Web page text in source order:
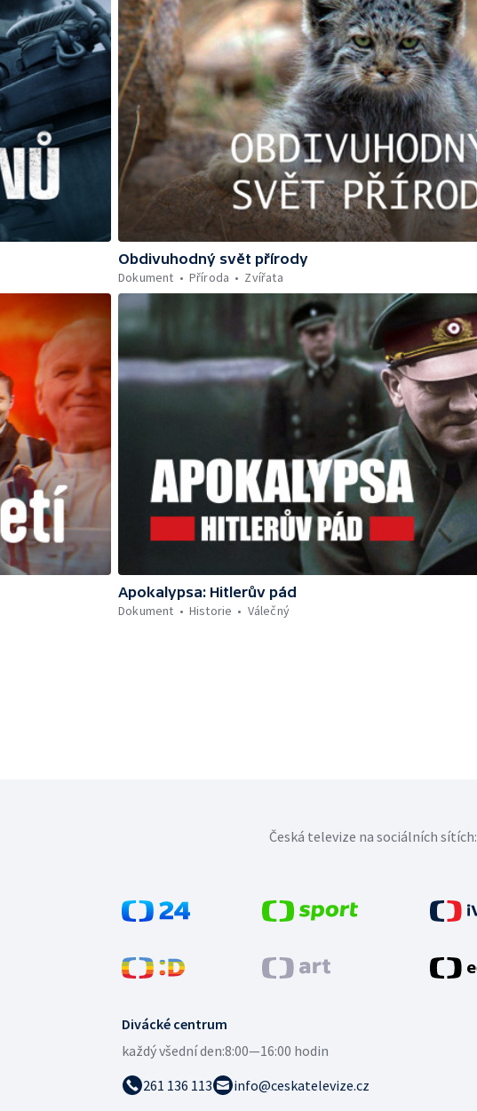
Obdivuhodný svět přírody
Dokument
Příroda Zvířata
Apokalypsa: Hitlerův pád
Dokument
Historie Válečný
Divácké centrum
každý všední den:8:00—16:00 hodin
261 136 113
info@ceskatelevize.cz
Česká televize na sociálních sítích: